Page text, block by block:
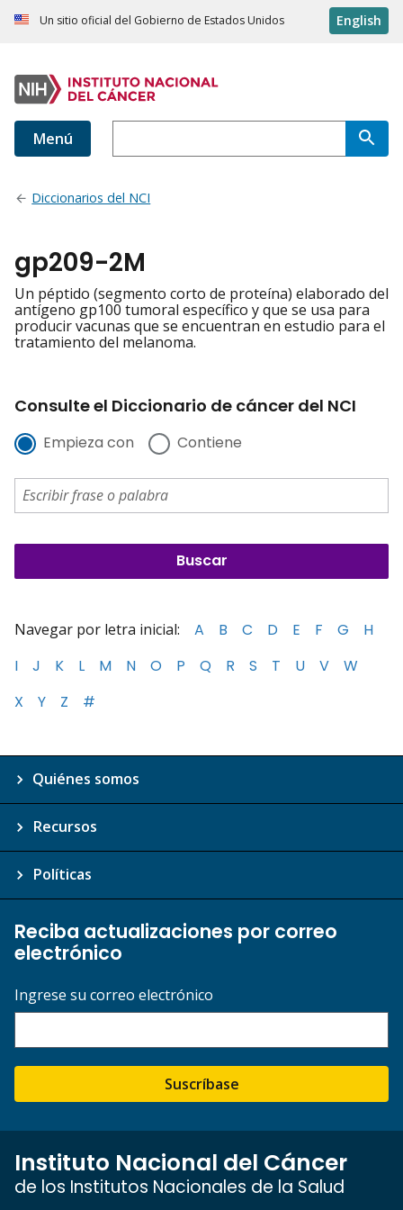
Un sitio oficial del Gobierno de Estados Unidos English
Menú
Diccionarios del NCI
gp209-2M
Un péptido (segmento corto de proteína) elaborado del
antígeno gp100 tumoral específico y que se usa para
producir vacunas que se encuentran en estudio para el
tratamiento del melanoma.
Consulte el Diccionario de cáncer del NCI
Empieza con Contiene
Navegar por letra inicial: A B C D E F G
H
I
J K L M N O P Q R S T U V
W
X
Y Z #
Quiénes somos
Recursos
Políticas
Reciba actualizaciones por correo
electrónico
Ingrese su correo electrónico
Suscríbase
Instituto Nacional del Cáncer
de los Institutos Nacionales de la Salud